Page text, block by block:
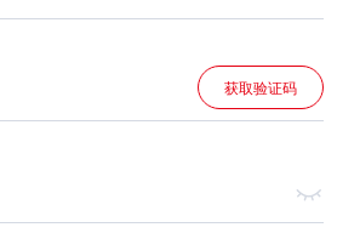
获取验证码